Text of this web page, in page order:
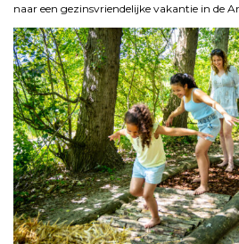
naar een gezinsvriendelijke vakantie in de